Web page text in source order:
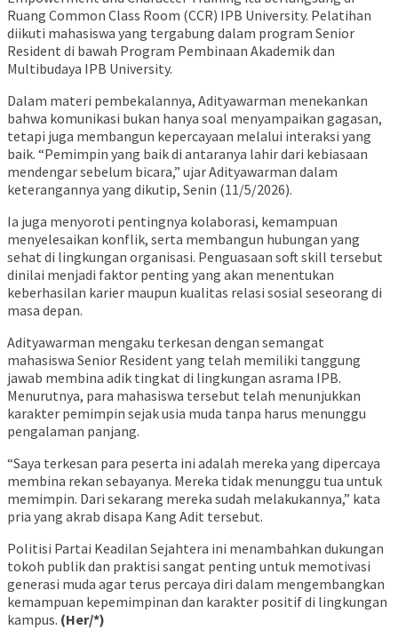
Ruang Common Class Room (CCR) IPB University. Pelatihan
diikuti mahasiswa yang tergabung dalam program Senior
Resident di bawah Program Pembinaan Akademik dan
Multibudaya IPB University.
Dalam materi pembekalannya, Adityawarman menekankan
bahwa komunikasi bukan hanya soal menyampaikan gagasan,
tetapi juga membangun kepercayaan melalui interaksi yang
baik. “Pemimpin yang baik di antaranya lahir dari kebiasaan
mendengar sebelum bicara,” ujar Adityawarman dalam
keterangannya yang dikutip, Senin (11/5/2026).
Ia juga menyoroti pentingnya kolaborasi, kemampuan
menyelesaikan konflik, serta membangun hubungan yang
sehat di lingkungan organisasi. Penguasaan soft skill tersebut
dinilai menjadi faktor penting yang akan menentukan
keberhasilan karier maupun kualitas relasi sosial seseorang di
masa depan.
Adityawarman mengaku terkesan dengan semangat
mahasiswa Senior Resident yang telah memiliki tanggung
jawab membina adik tingkat di lingkungan asrama IPB.
Menurutnya, para mahasiswa tersebut telah menunjukkan
karakter pemimpin sejak usia muda tanpa harus menunggu
pengalaman panjang.
“Saya terkesan para peserta ini adalah mereka yang dipercaya
membina rekan sebayanya. Mereka tidak menunggu tua untuk
memimpin. Dari sekarang mereka sudah melakukannya,” kata
pria yang akrab disapa Kang Adit tersebut.
Politisi Partai Keadilan Sejahtera ini menambahkan dukungan
tokoh publik dan praktisi sangat penting untuk memotivasi
generasi muda agar terus percaya diri dalam mengembangkan
kemampuan kepemimpinan dan karakter positif di lingkungan
kampus. (Her/*)